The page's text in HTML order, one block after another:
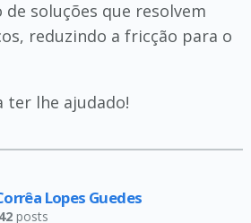
soluções que resolvem
reduzindo a fricção para o
ter lhe ajudado!
Lopes Guedes
42posts